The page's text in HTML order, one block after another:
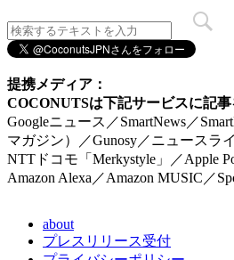
提携メディア：
COCONUTSは下記サービスに記事
Googleニュース／SmartNews／
マガジン）／Gunosy／ニュースラ
NTTドコモ「Merkystyle」／Apple
Amazon Alexa／Amazon MUSIC／
about
プレスリリース受付